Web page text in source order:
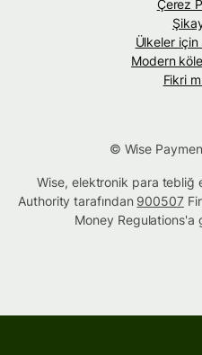
Çerez
Ülkeler için
Modern
Fikri
© Wise
Wise, elektronik para tebliğ
Authority tarafından 900507
Money Regulations'a